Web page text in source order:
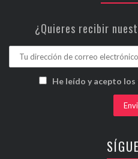
¿Quieres recibir
He leído y acepto